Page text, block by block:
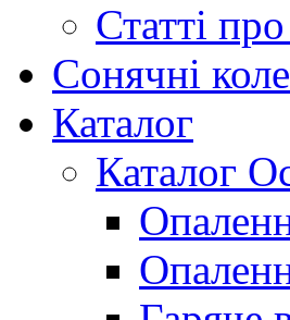
Статті
Сонячні
Каталог
Каталог